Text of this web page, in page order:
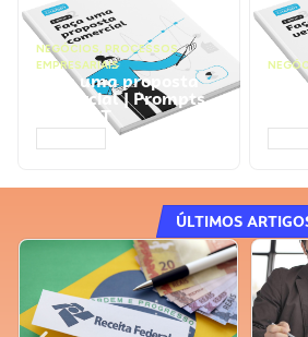
NEGÓCIOS, PROCESSOS
EMPRESARIAIS
Faça uma proposta
comercial | Prompts
ChatGPT
ÚLTIMOS